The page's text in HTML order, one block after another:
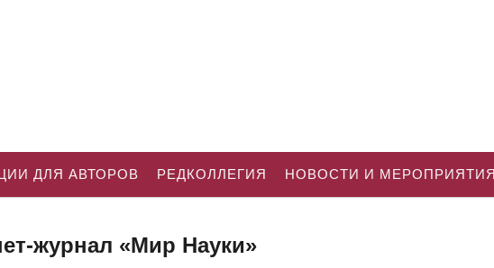
ДЛЯ АВТОРОВ РЕДКОЛЛЕГИЯ НОВОСТИ И МЕРОПРИЯТИЯ
журнал «Мир Науки»